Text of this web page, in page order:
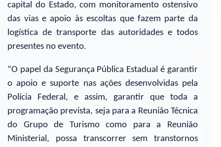
capital do Estado, com monitoramento ostensivo
das vias e apoio às escoltas que fazem parte da
logística de transporte das autoridades e todos
presentes no evento.
“O papel da Segurança Pública Estadual é garantir
o apoio e suporte nas ações desenvolvidas pela
Polícia Federal, e assim, garantir que toda a
programação prevista, seja para a Reunião Técnica
do Grupo de Turismo como para a Reunião
Ministerial, possa transcorrer sem transtornos